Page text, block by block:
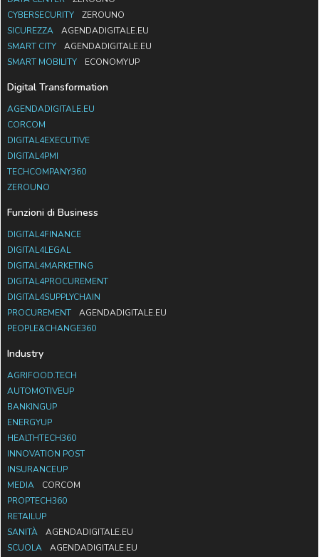
CYBERSECURITY
ZEROUNO
SICUREZZA
AGENDADIGITALE.EU
SMART CITY
AGENDADIGITALE.EU
SMART MOBILITY
ECONOMYUP
Digital Transformation
AGENDADIGITALE.EU
CORCOM
DIGITAL4EXECUTIVE
DIGITAL4PMI
TECHCOMPANY360
ZEROUNO
Funzioni di Business
DIGITAL4FINANCE
DIGITAL4LEGAL
DIGITAL4MARKETING
DIGITAL4PROCUREMENT
DIGITAL4SUPPLYCHAIN
PROCUREMENT
AGENDADIGITALE.EU
PEOPLE&CHANGE360
Industry
AGRIFOOD.TECH
AUTOMOTIVEUP
BANKINGUP
ENERGYUP
HEALTHTECH360
INNOVATION POST
INSURANCEUP
MEDIA
CORCOM
PROPTECH360
RETAILUP
SANITÀ
AGENDADIGITALE.EU
SCUOLA
AGENDADIGITALE.EU